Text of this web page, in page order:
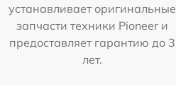
устанавливает оригинальные
запчасти техники Pioneer и
предоставляет гарантию до 3
лет.